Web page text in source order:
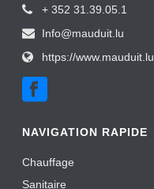
+ 352 31.39.05.1
Info@mauduit.lu
https://www.mauduit.lu
NAVIGATION RAPIDE
Chauffage
Sanitaire